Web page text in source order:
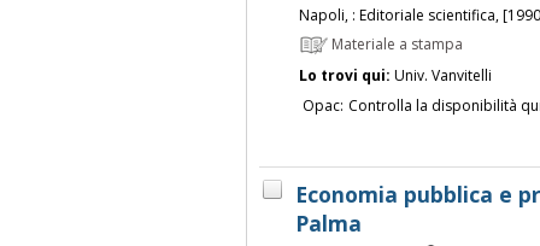
Napoli, : Editoriale scientifica,
Materiale a stampa
Lo trovi qui: Univ. Vanvitelli
Opac: Controlla la disponibilità
Economia pubblica e
Palma